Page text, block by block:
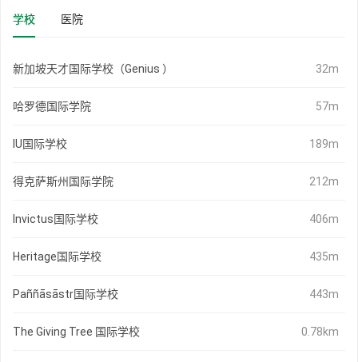
学校 医院
新加坡天才国际学校（Genius ） 32m
哈罗德国际学院 57m
IU国际学校 189m
得克萨斯州国际学院 212m
Invictus国际学校 406m
Heritage国际学校 435m
Paññāsāstr国际学校 443m
The Giving Tree 国际学校 0.78km